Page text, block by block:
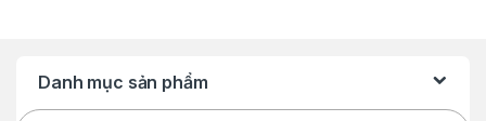
Danh mục sản phẩm